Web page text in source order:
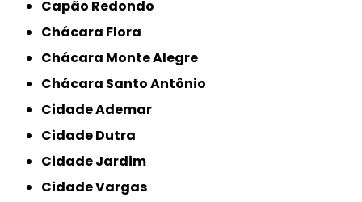
Capão Redondo
Chácara Flora
Chácara Monte Alegre
Chácara Santo Antônio
Cidade Ademar
Cidade Dutra
Cidade Jardim
Cidade Vargas